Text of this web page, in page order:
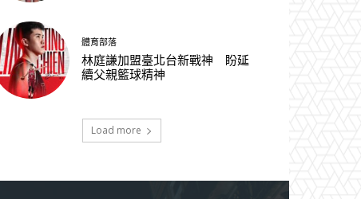
體育部落
林庭謙加盟臺北台新戰神 盼延
續父親籃球精神
Load more